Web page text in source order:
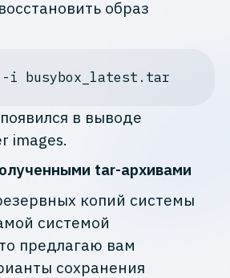
образ
в выводе
images.
tar-архивами
копий системы
системой
предлагаю вам
сохранения